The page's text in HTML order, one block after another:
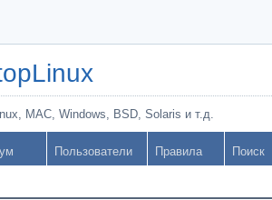
MAC, Windows, BSD, Solaris и т.д.
Пользователи Правила Поиск